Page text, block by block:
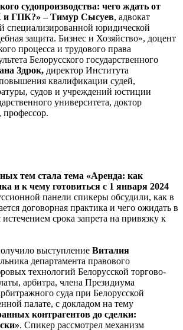
судопроизводства: чего ждать от
и ГПК?» – Тимур Сысуев, адвокат
специализированной юридической
защита. Бизнес и Хозяйство», доцент
процесса и трудового права
Белорусского государственного
Здрок, директор Института
квалификации судей,
судов и учреждений юстиции
университета, доктор
тем стала тема «Аренда: как
и к чему готовиться с 1 января 2024
панели спикеры обсудили, как в
договорная практика и чего ожидать в
истечением срока запрета на привязку к
выступление Виталия
департамента правового
технологий Белорусской торгово-
арбитра, члена Президиума
суда при Белорусской
палате, с докладом на тему
контрагентов до сделки:
. Спикер рассмотрел механизм